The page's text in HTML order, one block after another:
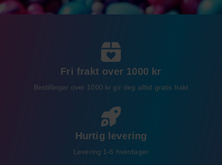
Fri frakt over 1000 kr
Bestillinger over 1000 kr gir deg alltid gratis frakt
Hurtig levering
Levering 1-6 hverdager